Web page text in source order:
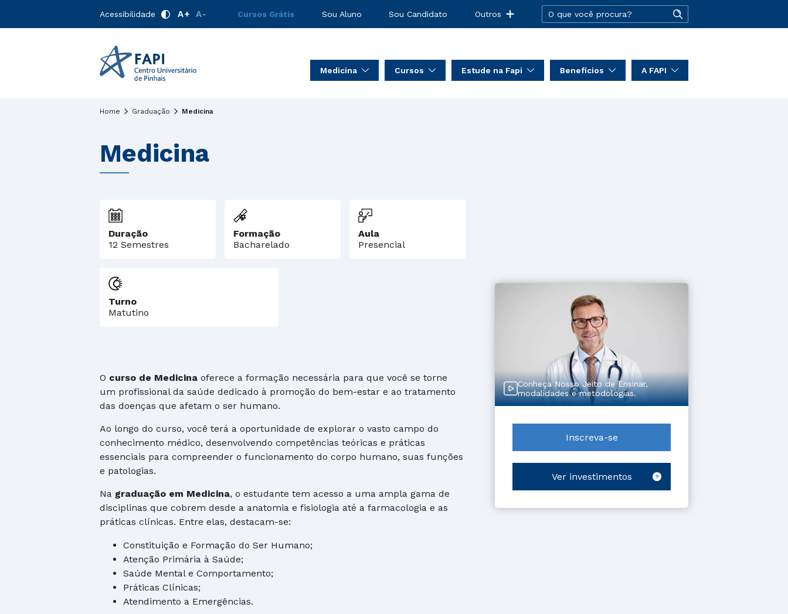
Acessibilidade A+ A- Cursos Grátis Sou Aluno Sou Candidato Outros
Medicina Cursos Estude na Fapi Benefícios A FAPI
Home Graduação Medicina
Medicina
Duração
12 Semestres
Formação
Bacharelado
Aula
Presencial
Turno
Matutino
O curso de Medicina oferece a formação necessária para que você se torne
um profissional da saúde dedicado à promoção do bem-estar e ao tratamento
das doenças que afetam o ser humano.
Ao longo do curso, você terá a oportunidade de explorar o vasto campo do
conhecimento médico, desenvolvendo competências teóricas e práticas
essenciais para compreender o funcionamento do corpo humano, suas funções
e patologias.
Na graduação em Medicina, o estudante tem acesso a uma ampla gama de
disciplinas que cobrem desde a anatomia e fisiologia até a farmacologia e as
práticas clínicas. Entre elas, destacam-se:
Constituição e Formação do Ser Humano;
Atenção Primária à Saúde;
Saúde Mental e Comportamento;
Práticas Clínicas;
Atendimento a Emergências.
Conheça Nosso Jeito de Ensinar,
modalidades e metodologias.
Inscreva-se
Ver investimentos ?